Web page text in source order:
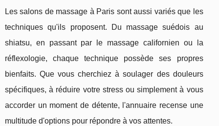
Les salons de massage à Paris sont aussi variés que les
techniques qu'ils proposent. Du massage suédois au
shiatsu, en passant par le massage californien ou la
réflexologie, chaque technique possède ses propres
bienfaits. Que vous cherchiez à soulager des douleurs
spécifiques, à réduire votre stress ou simplement à vous
accorder un moment de détente, l'annuaire recense une
multitude d'options pour répondre à vos attentes.